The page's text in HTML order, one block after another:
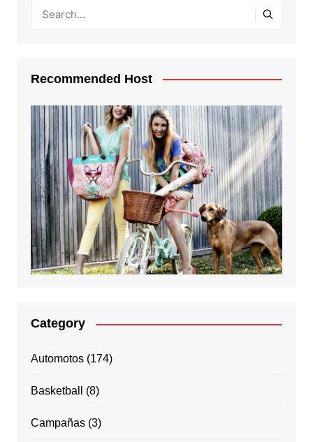
Recommended Host
Category
Automotos(174)
Basketball (8)
Campañas(3)